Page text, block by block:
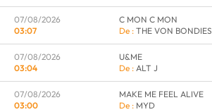
07/08/2026
03:07
C MON C MON
THE VON BONDIES
07/08/2026
03:04
U&ME
ALT J
07/08/2026
03:00
MAKE ME FEEL ALIVE
MYD